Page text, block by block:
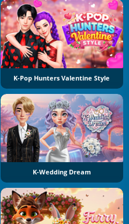
K-Pop Hunters Valentine Style
K-Wedding Dream